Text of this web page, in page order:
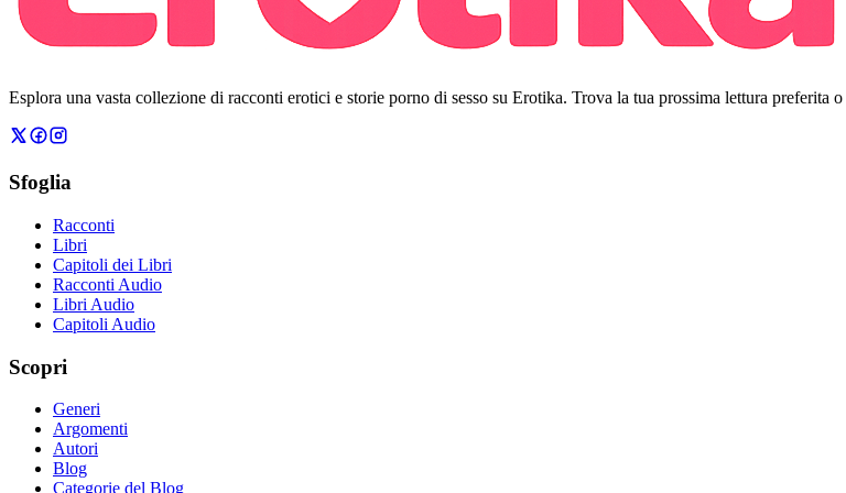
Esplora una vasta collezione di racconti erotici e storie porno di sesso su Erotika. Trova la tua prossima lettura preferita
Sfoglia
Racconti
Libri
Capitoli dei Libri
Racconti Audio
Libri Audio
Capitoli Audio
Scopri
Generi
Argomenti
Autori
Blog
Categorie del Blog